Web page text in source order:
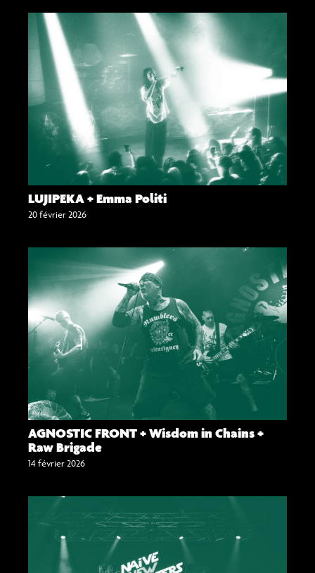
LUJIPEKA + Emma Politi
20 février 2026
AGNOSTIC FRONT + Wisdom in Chains +
Raw Brigade
14 février 2026